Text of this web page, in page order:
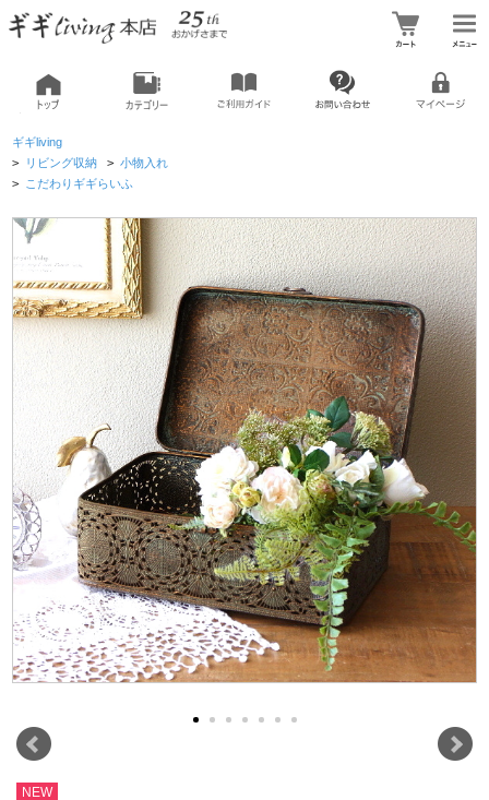
ギギliving
> リビング収納 > 小物入れ
> こだわりギギらいふ
NEW